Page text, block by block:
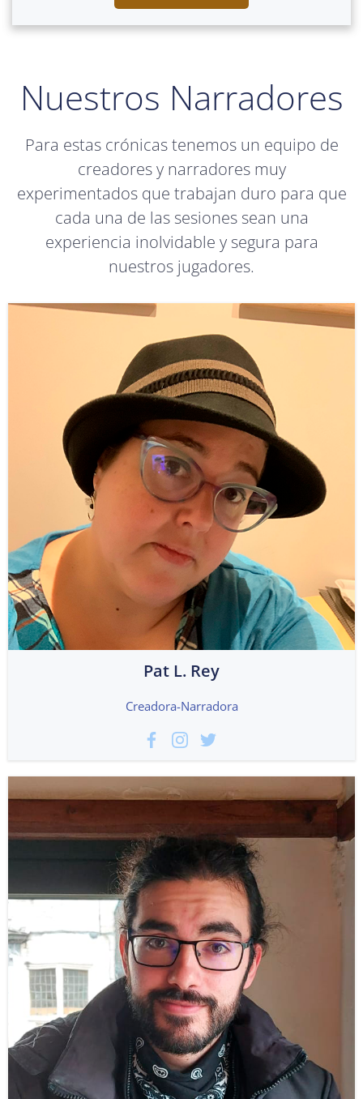
Nuestros Narradores
Para estas crónicas tenemos un equipo de
creadores y narradores muy
experimentados que trabajan duro para que
cada una de las sesiones sean una
experiencia inolvidable y segura para
nuestros jugadores.
Pat L. Rey
Creadora-Narradora